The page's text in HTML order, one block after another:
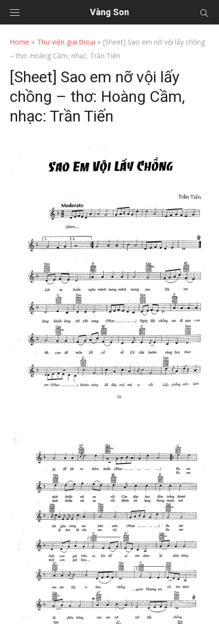
Vàng Son
Home » Thư viện giai thoại » [Sheet] Sao em nỡ vội lấy chồng
– thơ: Hoàng Cầm, nhạc: Trần Tiến
[Sheet] Sao em nỡ vội lấy
chồng – thơ: Hoàng Cầm,
nhạc: Trần Tiến